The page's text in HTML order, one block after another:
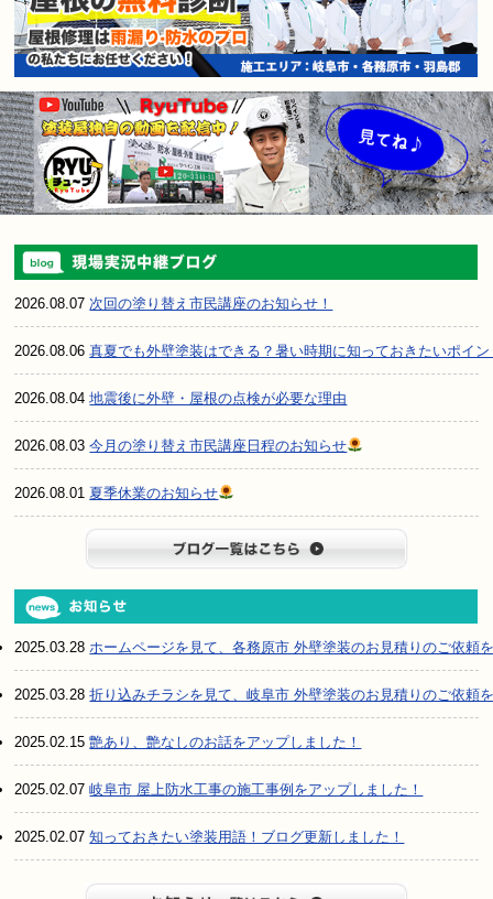
2026.08.07次回の塗り替え市民講座のお知らせ！
2026.08.06真夏でも外壁塗装はできる？暑い時期に知っておきたいポイン
2026.08.04地震後に外壁・屋根の点検が必要な理由
2026.08.03今月の塗り替え市民講座日程のお知らせ
2026.08.01 夏季休業のお知らせ
2025.03.28ホームページを見て、各務原市 外壁塗装のお見積りのご依頼
2025.03.28折り込みチラシを見て、岐阜市 外壁塗装のお見積りのご依頼
2025.02.15艶あり、艶なしのお話をアップしました！
2025.02.07岐阜市 屋上防水工事の施工事例をアップしました！
2025.02.07知っておきたい塗装用語！ブログ更新しました！